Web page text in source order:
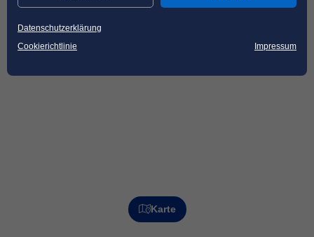
Datenschutzerklärung
Cookierichtlinie
Impressum
Karte